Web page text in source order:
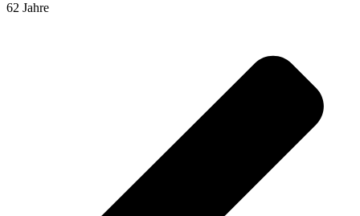
62 Jahre